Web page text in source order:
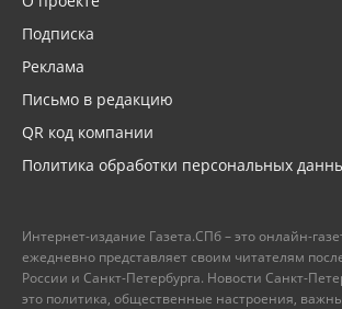
Подписка
Реклама
Письмо в редакцию
QR код компании
Политика обработки персональных
Интернет-издание Газета.СПб – это онлайн-
ежедневно представляет своим читателям
России и Санкт-Петербурга. Новости Санкт-
это политика, общественные настроения,